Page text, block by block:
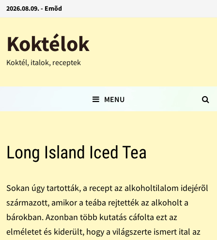
2026.08.09. - Emõd
Koktélok
Koktél, italok, receptek
MENU
Long Island Iced Tea
Sokan úgy tartották, a recept az alkoholtilalom idejérõl
származott, amikor a teába rejtették az alkoholt a
bárokban. Azonban több kutatás cáfolta ezt az
elméletet és kiderült, hogy a világszerte ismert ital az